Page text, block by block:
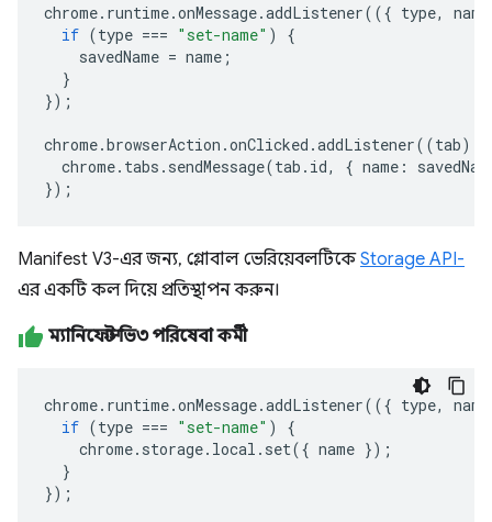
chrome. runtime.onMessage.addListener(({ type,
name
if (type === "set-name" )
{
savedName = name ;
}
});
chrome.browserAction .onClicked .addListener((tab)
chrome. tabs . sendMessage(tab . id, { name :
});
Manifest V3-এর জন্য, গ্লোবাল ভেরিয়েবলটিকেStorage API-
এর একটি কল দিয়ে প্রতিস্থাপন করুন।
ম্যানিফেস্ট ভি৩ পরিষেবা কর্মী
chrome. runtime.onMessage.addListener(({ type,
name
if (type === "set-name" )
{
chrome. storage. local . set({ name });
}
});